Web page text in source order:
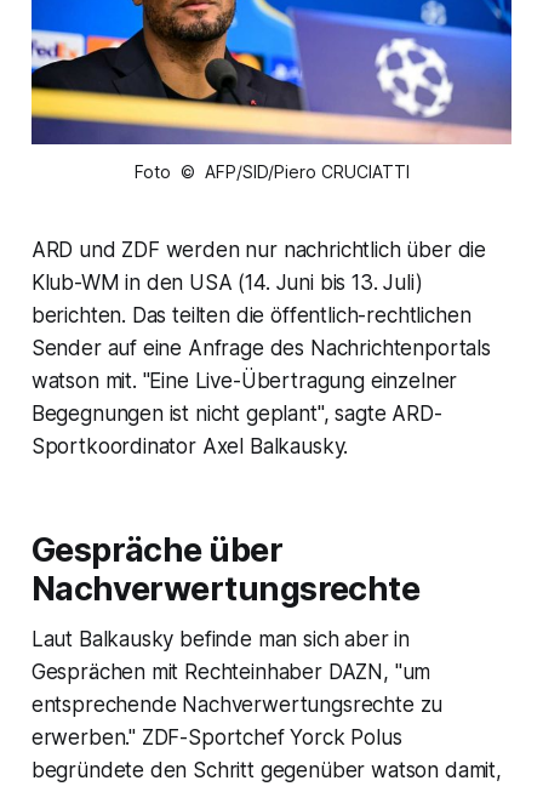
Foto © AFP/SID/Piero CRUCIATTI
ARD und ZDF werden nur nachrichtlich über die
Klub-WM in den USA (14. Juni bis 13. Juli)
berichten. Das teilten die öffentlich-rechtlichen
Sender auf eine Anfrage des Nachrichtenportals
watson mit. "Eine Live-Übertragung einzelner
Begegnungen ist nicht geplant", sagte ARD-
Sportkoordinator Axel Balkausky.
Gespräche über
Nachverwertungsrechte
Laut Balkausky befinde man sich aber in
Gesprächen mit Rechteinhaber DAZN, "um
entsprechende Nachverwertungsrechte zu
erwerben." ZDF-Sportchef Yorck Polus
begründete den Schritt gegenüber watson damit,